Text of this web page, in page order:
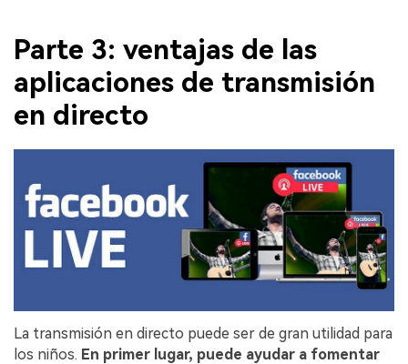
Parte 3: ventajas de las
aplicaciones de transmisión
en directo
La transmisión en directo puede ser de gran utilidad para
los niños. En primer lugar, puede ayudar a fomentar